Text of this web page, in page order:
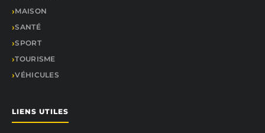
MAISON
SANTÉ
SPORT
TOURISME
VÉHICULES
LIENS UTILES